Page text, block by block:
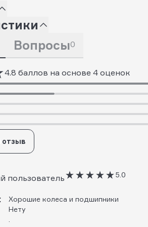
Вопросы0
4.8 баллов на основе 4 оценок
отзыв
пользователь 5.0
Хорошие колеса и подшипники
Нету